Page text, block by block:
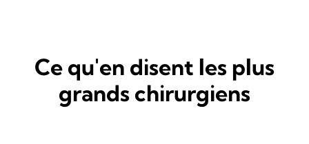
Ce qu'en disent les plus
grands chirurgiens